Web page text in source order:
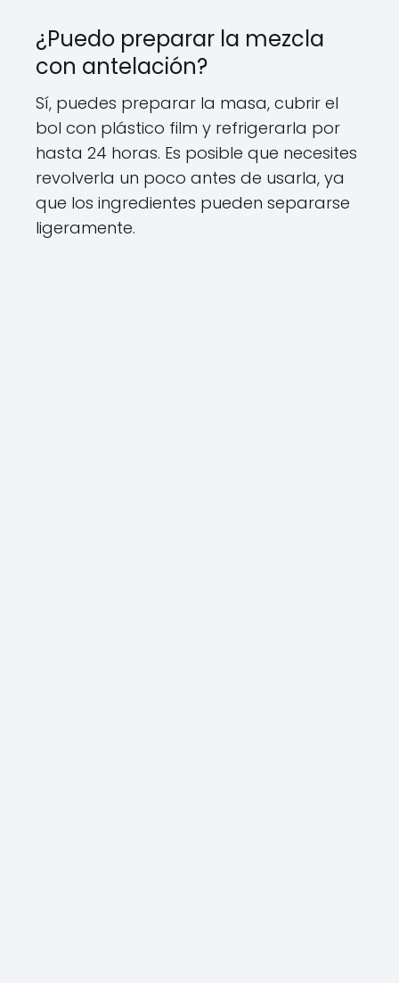
¿Puedo preparar la mezcla
con antelación?
Sí, puedes preparar la masa, cubrir el
bol con plástico film y refrigerarla por
hasta 24 horas. Es posible que necesites
revolverla un poco antes de usarla, ya
que los ingredientes pueden separarse
ligeramente.